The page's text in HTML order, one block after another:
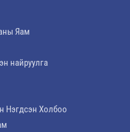
Яам
найруулга
Нэгдсэн Холбоо